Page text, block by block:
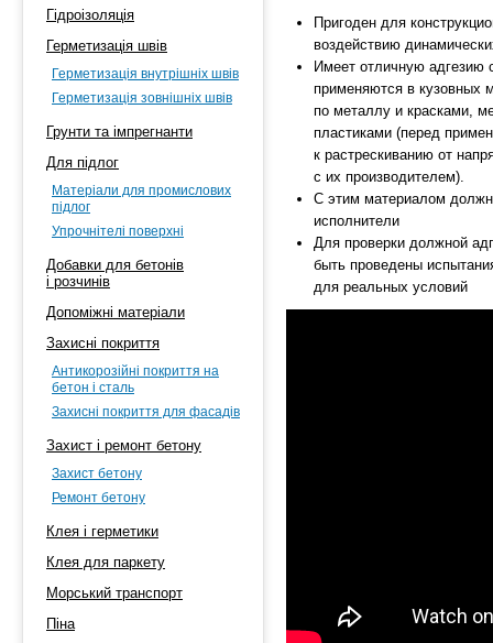
Гідроізоляція
Герметизація швів
Герметизація внутрішніх швів
Герметизація зовнішніх швів
Грунти та імпрегнанти
Для підлог
Матеріали для промислових
підлог
Упрочнітелі поверхні
Добавки для бетонів
і розчинів
Допоміжні матеріали
Захисні покриття
Антикорозійні покриття на
бетон і сталь
Захисні покриття для фасадів
Захист і ремонт бетону
Захист бетону
Ремонт бетону
Клея і герметики
Клея для паркету
Морський транспорт
Піна
Пригоден для
воздействию
Имеет отличную адгезию
применяются в кузовных
по металлу и красками,
пластиками (перед
к растрескиванию от
с их производителем).
С этим материалом
исполнители
Для проверки должной
быть проведены
для реальных условий